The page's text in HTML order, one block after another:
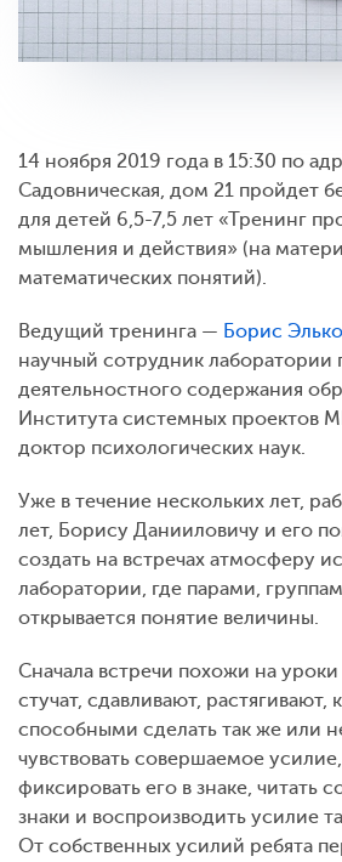
14 ноября 2019 года в 15:30 по
Садовническая, дом 21 пройдет
для детей 6,5-7,5 лет «Тренинг
мышления и действия» (на
математических понятий).
Ведущий тренинга — Борис
научный сотрудник лаборатории
деятельностного содержания
Института системных проектов
доктор психологических наук.
Уже в течение нескольких лет,
лет, Борису Данииловичу и его
создать на встречах атмосферу
лаборатории, где парами,
открывается понятие величины.
Сначала встречи похожи на
стучат, сдавливают, растягивают,
способными сделать так же или
чувствовать совершаемое
фиксировать его в знаке, читать
знаки и воспроизводить усилие
От собственных усилий ребята